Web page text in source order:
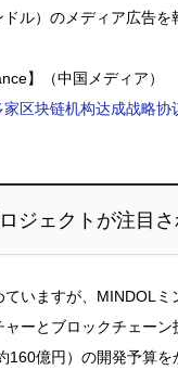
ル）のメディア広告を
】（中国メディア）
区块链机构达成战略协
ジェクトが注目
ていますが、MINDOLミ
ャーとブロックチェーン
160億円）の開発予算を